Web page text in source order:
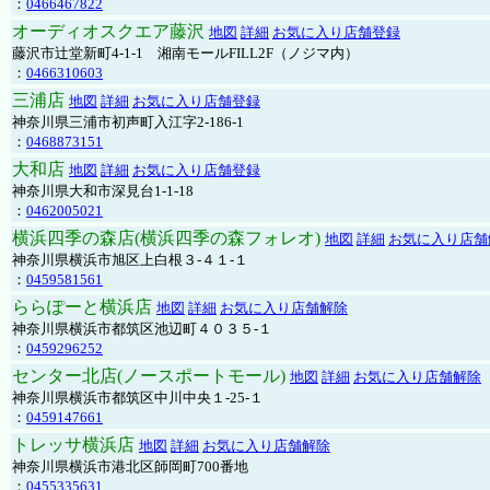
： 0466467822
オーディオスクエア藤沢 地図 詳細 お気に入り店舗登録
藤沢市辻堂新町4-1-1 湘南モールFILL2F（ノジマ内）
： 0466310603
三浦店 地図 詳細 お気に入り店舗登録
神奈川県三浦市初声町入江字2-186-1
： 0468873151
大和店 地図 詳細 お気に入り店舗登録
神奈川県大和市深見台1-1-18
： 0462005021
横浜四季の森店(横浜四季の森フォレオ) 地図 詳細 お気に入り店
神奈川県横浜市旭区上白根３-４１-１
： 0459581561
ららぽーと横浜店 地図 詳細 お気に入り店舗解除
神奈川県横浜市都筑区池辺町４０３５-１
： 0459296252
センター北店(ノースポートモール) 地図 詳細 お気に入り店舗解除
神奈川県横浜市都筑区中川中央１-25-１
： 0459147661
トレッサ横浜店 地図 詳細 お気に入り店舗解除
神奈川県横浜市港北区師岡町700番地
： 0455335631